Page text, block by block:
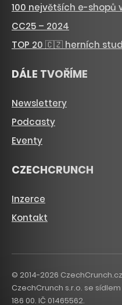
100 největších e-shopů
CC25 – 2024
TOP 20 🇨🇿 herních
DÁLE TVOŘÍME
Newslettery
Podcasty
Eventy
CZECHCRUNCH
Inzerce
Kontakt
© 2014-2026
CzechCrunch s.r.o. se
186 00. IČ 01465562.